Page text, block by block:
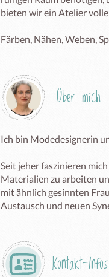
bieten wir ein Atelier
Färben, Nähen, Weben,
Über mich
Ich bin Modedesignerin
Seit jeher faszinieren
Materialien zu arbeiten
mit ähnlich gesinnten
Austausch und neuen
Kontakt-Infos